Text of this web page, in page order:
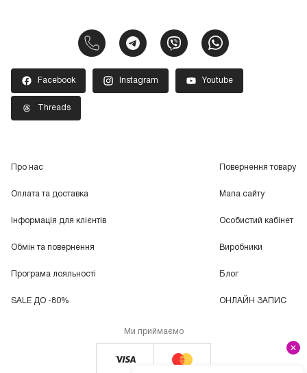
Facebook Instagram Youtube
Threads
Про нас
Оплата та доставка
Інформація для клієнтів
Обмін та повернення
Програма лояльності
SALE ДО -80%
Повернення товару
Мапа сайту
Особистий кабінет
Виробники
Блог
ОНЛАЙН ЗАПИС
Ми приймаємо